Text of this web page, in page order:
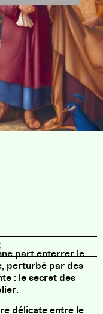
part enterrer le
perturbé par des
: le secret des
délicate entre le